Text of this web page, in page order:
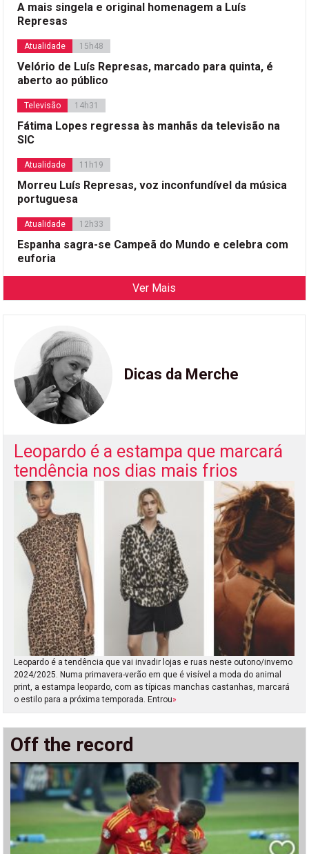
A mais singela e original homenagem a Luís
Represas
Atualidade 15h48
Velório de Luís Represas, marcado para quinta, é
aberto ao público
Televisão 14h31
Fátima Lopes regressa às manhãs da televisão na
SIC
Atualidade 11h19
Morreu Luís Represas, voz inconfundível da música
portuguesa
Atualidade 12h33
Espanha sagra-se Campeã do Mundo e celebra com
euforia
Ver Mais
Dicas da Merche
Leopardo é a estampa que marcará
tendência nos dias mais frios
Leopardo é a tendência que vai invadir lojas e ruas neste outono/inverno
2024/2025. Numa primavera-verão em que é visível a moda do animal
print, a estampa leopardo, com as típicas manchas castanhas, marcará
o estilo para a próxima temporada. Entrou»
Off the record